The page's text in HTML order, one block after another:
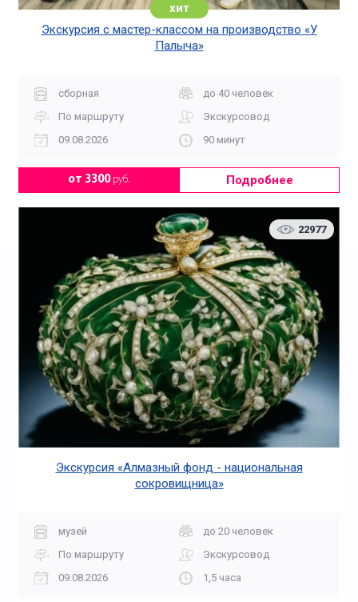
хит
Экскурсия с мастер-классом на производство «У
Палыча»
сборная
до 40 человек
По маршруту
Экскурсовод
09.08.2026
90 минут
от 3300руб. Подробнее
22977
Экскурсия «Алмазный фонд - национальная
сокровищница»
музей
до 20 человек
По маршруту
Экскурсовод
09.08.2026
1,5 часа